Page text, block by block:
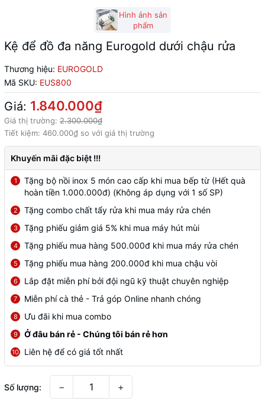
Hình ảnh sản
phẩm
Kệ để đồ đa năng Eurogold dưới chậu rửa
Thương hiệu: EUROGOLD
Mã SKU: EUS800
Giá: 1.840.000₫
Giá thị trường: 2.300.000₫
Tiết kiệm: 460.000₫ so với giá thị trường
Khuyến mãi đặc biệt !!!
1
Tặng bộ nồi inox 5 món cao cấp khi mua bếp từ (Hết quà
hoàn tiền 1.000.000đ) (Không áp dụng với 1 số SP)
2 Tặng combo chất tẩy rửa khi mua máy rửa chén
3 Tặng phiếu giảm giá 5% khi mua máy hút mùi
4 Tặng phiếu mua hàng 500.000đ khi mua máy rửa chén
5 Tặng phiếu mua hàng 200.000đ khi mua chậu vòi
6 Lắp đặt miễn phí bởi đội ngũ kỹ thuật chuyên nghiệp
7 Miễn phí cà thẻ - Trả góp Online nhanh chóng
8 Ưu đãi khi mua combo
9 Ở đâu bán rẻ - Chúng tôi bán rẻ hơn
10 Liên hệ để có giá tốt nhất
Số lượng: − +